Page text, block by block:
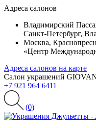
Адреса салонов
Владимирский
Санкт-Петербург,
Москва,
«Центр
Адреса салонов на карте
Салон украшений
+7 921 964 6411
(0)